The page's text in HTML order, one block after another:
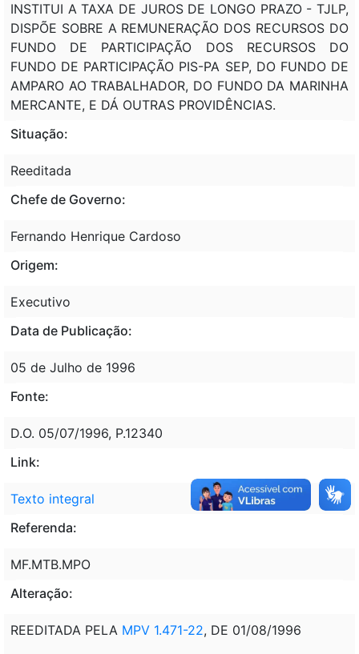
INSTITUI A TAXA DE JUROS DE LONGO PRAZO - TJLP,
DISPÕE SOBRE A REMUNERAÇÃO DOS RECURSOS DO
FUNDO DE PARTICIPAÇÃO DOS RECURSOS DO
FUNDO DE PARTICIPAÇÃO PIS-PA SEP, DO FUNDO DE
AMPARO AO TRABALHADOR, DO FUNDO DA MARINHA
MERCANTE, E DÁ OUTRAS PROVIDÊNCIAS.
Situação:
Reeditada
Chefe de Governo:
Fernando Henrique Cardoso
Origem:
Executivo
Data de Publicação:
05 de Julho de 1996
Fonte:
D.O. 05/07/1996, P.12340
Link:
Texto integral
Referenda:
MF.MTB.MPO
Alteração:
REEDITADA PELA MPV 1.471-22, DE 01/08/1996